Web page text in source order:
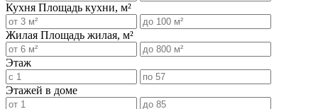
Кухня Площадь кухни, м²
Жилая Площадь жилая, м²
Этаж
Этажей в доме